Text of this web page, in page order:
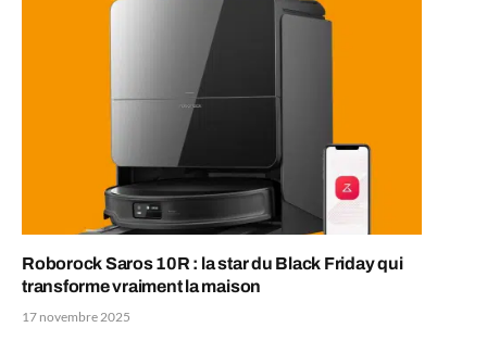
Roborock Saros 10R : la star du Black Friday qui
transforme vraiment la maison
17 novembre 2025